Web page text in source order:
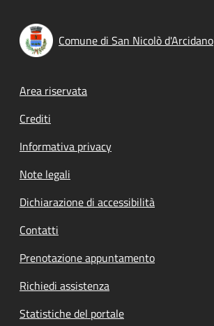
Comune di San Nicolò d'Arcidano
Footer menu
Area riservata
Crediti
Informativa privacy
Note legali
Dichiarazione di accessibilità
Contatti
Prenotazione appuntamento
Richiedi assistenza
Statistiche del portale